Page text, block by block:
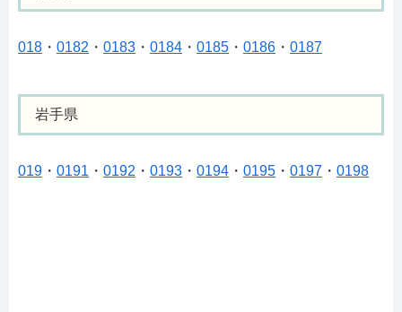
018 ・ 0182 ・ 0183 ・ 0184 ・ 0185 ・ 0186 ・ 0187
岩手県
019 ・ 0191 ・ 0192 ・ 0193 ・ 0194 ・ 0195 ・ 0197 ・ 0198